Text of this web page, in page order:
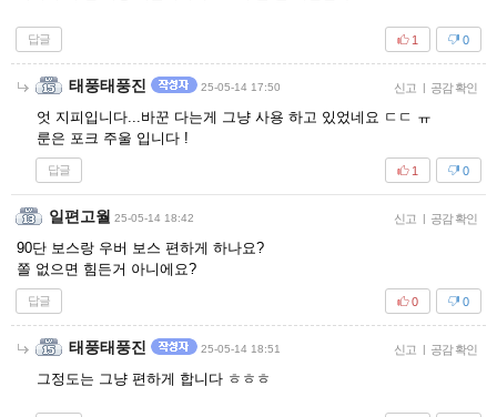
답글 0
1
태풍태풍진 25-05-14 17:50 신고 | 공감 확인
엇 지피입니다...바꾼 다는게 그냥 사용 하고 있었네요 ㄷㄷ ㅠ
룬은 포크 주울 입니다 !
답글 0
1
일편고월 25-05-14 18:42 신고 | 공감 확인
90단 보스랑 우버 보스 편하게 하나요?
쫄 없으면 힘든거 아니에요?
답글 0
0
태풍태풍진 25-05-14 18:51 신고 | 공감 확인
그정도는 그냥 편하게 합니다 ㅎㅎㅎ